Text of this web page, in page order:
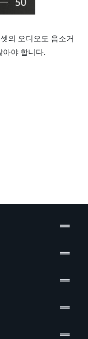
의 오디오도 음소거
아야 합니다.